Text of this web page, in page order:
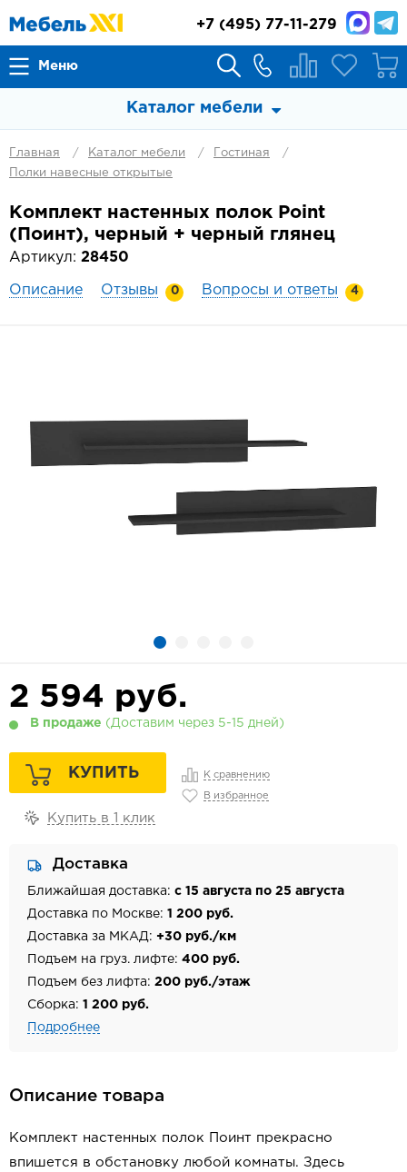
Меню
+7 (495) 77-11-279
Каталог мебели
Главная Каталог мебели
Гостиная
Полки навесные открытые
Комплект настенных полок Point
(Поинт), черный + черный глянец
Артикул: 28450
Описание Отзывы 0 Вопросы и ответы 4
2 594 руб.
В продаже (Доставим через 5-15 дней)
КУПИТЬ К сравнению
В избранное
Купить в 1 клик
Доставка
Ближайшая доставка: с 15 августа по 25 августа
Доставка по Москве: 1 200 руб.
Доставка за МКАД: +30 руб./км
Подъем на груз. лифте: 400 руб.
Подъем без лифта: 200 руб./этаж
Сборка: 1 200 руб.
Подробнее
Описание товара
Комплект настенных полок Поинт прекрасно
впишется в обстановку любой комнаты. Здесь